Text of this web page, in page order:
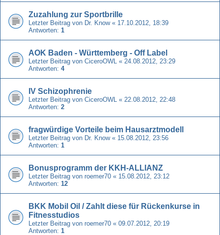
Zuzahlung zur Sportbrille
Letzter Beitrag von Dr. Know« 17.10.2012, 18:39
Antworten: 1
AOK Baden - Württemberg - Off Label
Letzter Beitrag von CiceroOWL « 24.08.2012, 23:29
Antworten: 4
IV Schizophrenie
Letzter Beitrag von CiceroOWL « 22.08.2012, 22:48
Antworten: 2
fragwürdige Vorteile beim Hausarztmodell
Letzter Beitrag von Dr. Know« 15.08.2012, 23:56
Antworten: 1
Bonusprogramm der KKH-ALLIANZ
Letzter Beitrag von roemer70 « 15.08.2012, 23:12
Antworten: 12
BKK Mobil Oil / Zahlt diese für Rückenkurse in
Fitnesstudios
Letzter Beitrag von roemer70 « 09.07.2012, 20:19
Antworten: 1